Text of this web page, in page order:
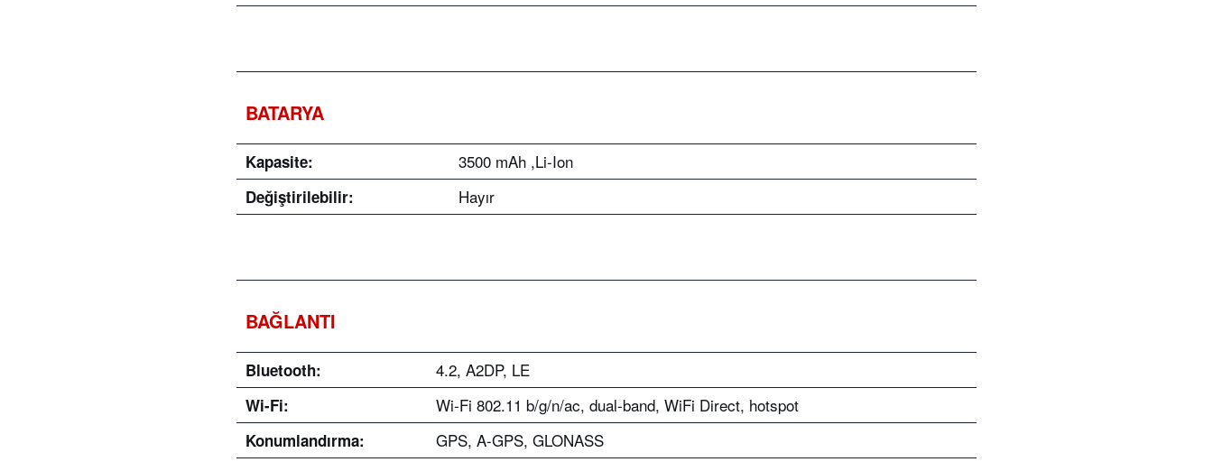
BATARYA
Kapasite: 3500 mAh ,Li-Ion
Değiştirilebilir: Hayır
BAĞLANTI
Bluetooth: 4.2, A2DP, LE
Wi-Fi: Wi-Fi 802.11 b/g/n/ac, dual-band, WiFi Direct, hotspot
Konumlandırma: GPS, A-GPS, GLONASS